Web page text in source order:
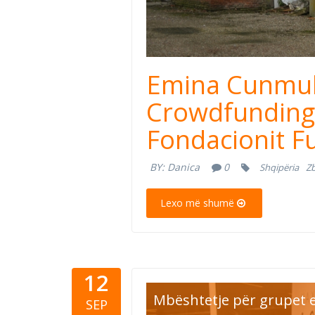
Emina
Fondacionit
BY: Danica 0 Shqipëria
Lexo më shumë
12
SEP Feed
Mbështetje për grupet